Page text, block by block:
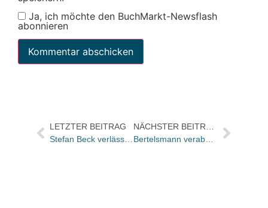
Ja, ich möchte den BuchMarkt-Newsflash
abonnieren
LETZTER BEITRAG
Stefan Beck verlässt den Nomos Verlag
NÄCHSTER BEITRAG
Bertelsmann verabschiedete Christiane Munsberg